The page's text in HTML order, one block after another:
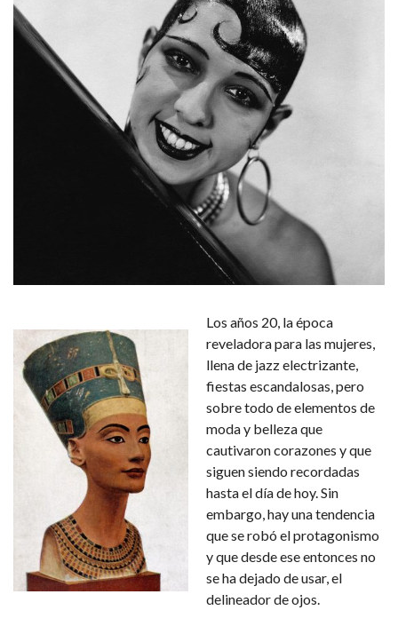
Los años 20, la época
reveladora para las mujeres,
llena de jazz electrizante,
fiestas escandalosas, pero
sobre todo de elementos de
moda y belleza que
cautivaron corazones y que
siguen siendo recordadas
hasta el día de hoy. Sin
embargo, hay una tendencia
que se robó el protagonismo
y que desde ese entonces no
se ha dejado de usar, el
delineador de ojos.